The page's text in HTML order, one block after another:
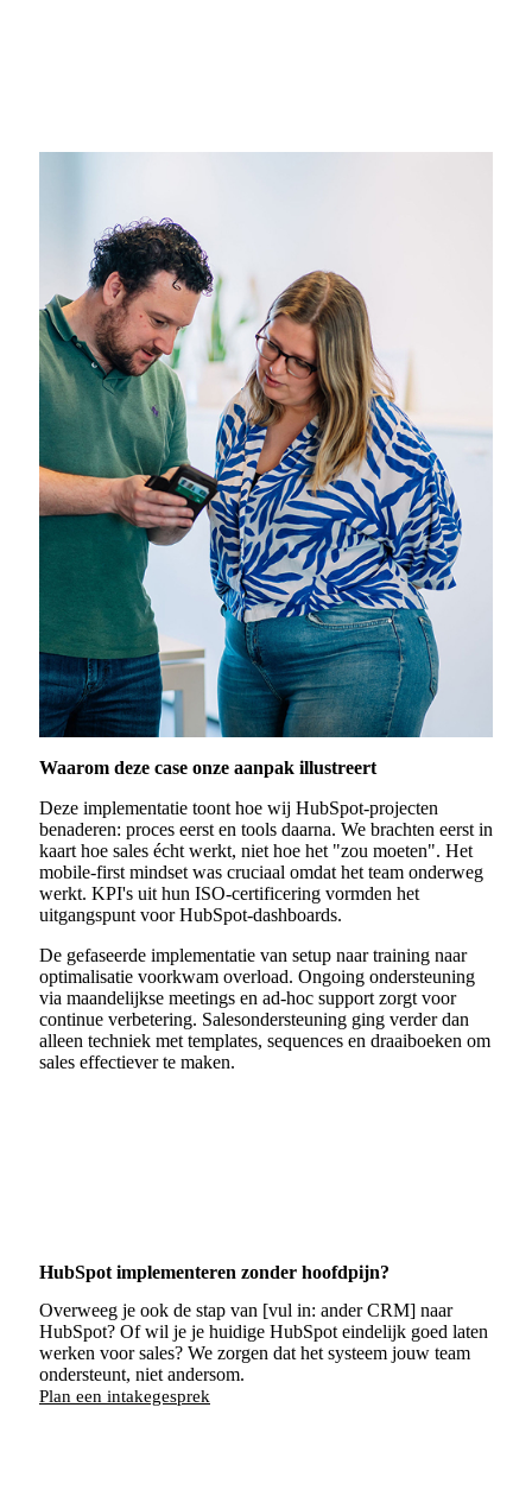
Waarom deze case onze aanpak illustreert
Deze implementatie toont hoe wij HubSpot-projecten
benaderen: proces eerst en tools daarna. We brachten eerst in
kaart hoe sales écht werkt, niet hoe het "zou moeten". Het
mobile-first mindset was cruciaal omdat het team onderweg
werkt. KPI's uit hun ISO-certificering vormden het
uitgangspunt voor HubSpot-dashboards.
De gefaseerde implementatie van setup naar training naar
optimalisatie voorkwam overload. Ongoing ondersteuning
via maandelijkse meetings en ad-hoc support zorgt voor
continue verbetering. Salesondersteuning ging verder dan
alleen techniek met templates, sequences en draaiboeken om
sales effectiever te maken.
HubSpot implementeren zonder hoofdpijn?
Overweeg je ook de stap van [vul in: ander CRM] naar
HubSpot? Of wil je je huidige HubSpot eindelijk goed laten
werken voor sales? We zorgen dat het systeem jouw team
ondersteunt, niet andersom.
Plan een intakegesprek